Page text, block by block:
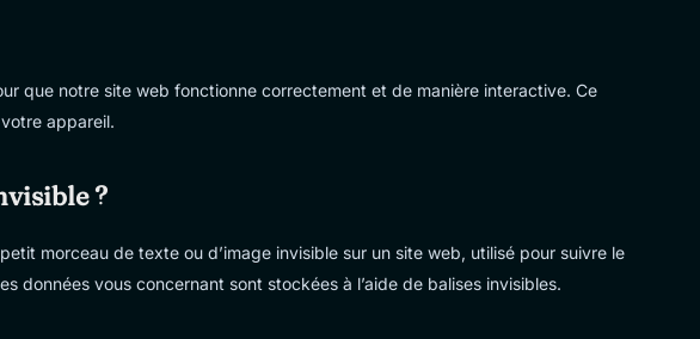
que notre site web fonctionne correctement et de manière interactive. Ce
appareil.
?
morceau de texte ou d’image invisible sur un site web, utilisé pour suivre le
données vous concernant sont stockées à l’aide de balises invisibles.